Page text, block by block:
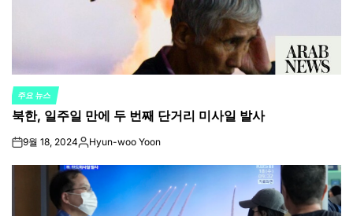
POSTED
IN
주요 뉴스
북한, 일주일 만에 두 번째 단거리 미사일 발사
on9월 18, 2024Posted
Hyun-woo Yoon